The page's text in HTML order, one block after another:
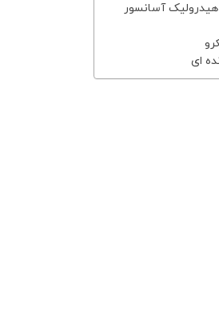
آسانسور
ای